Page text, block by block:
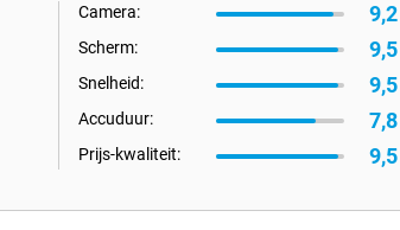
Camera: 9,2
Scherm: 9,5
Snelheid: 9,5
Accuduur: 7,8
Prijs-kwaliteit: 9,5